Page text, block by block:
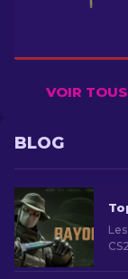
VOIR
BLOG